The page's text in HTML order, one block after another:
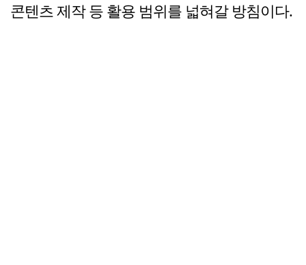
콘텐츠 제작 등 활용 범위를 넓혀갈 방침이다.